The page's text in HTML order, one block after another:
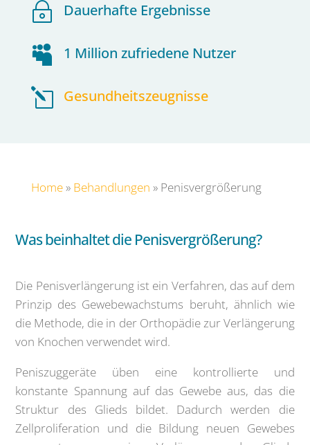
~ Dauerhafte Ergebnisse
 1 Million zufriedene Nutzer
l Gesundheitszeugnisse
Home» Behandlungen »Penisvergrößerung
Was beinhaltet die Penisvergrößerung?
Die Penisverlängerung ist ein Verfahren, das auf dem
Prinzip des Gewebewachstums beruht, ähnlich wie
die Methode, die in der Orthopädie zur Verlängerung
von Knochen verwendet wird.
Peniszuggeräte üben eine kontrollierte und
konstante Spannung auf das Gewebe aus, das die
Struktur des Glieds bildet. Dadurch werden die
Zellproliferation und die Bildung neuen Gewebes